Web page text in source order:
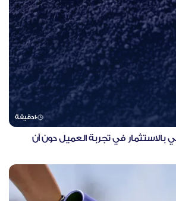
10دقيقة
بالاستثمار في تجربة العميل دون أن